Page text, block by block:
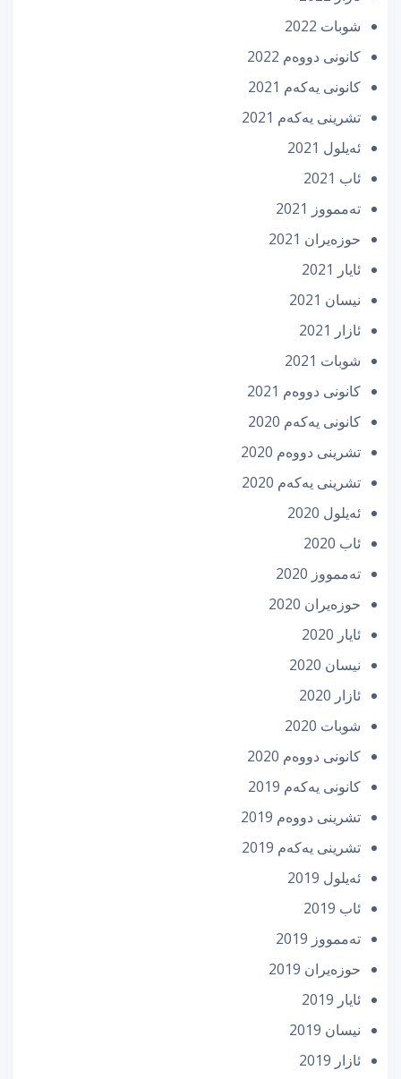
شوبات 2022
كانونی دووه‌م 2022
كانونی یه‌كه‌م 2021
تشرینی یه‌كه‌م 2021
ئه‌یلول 2021
ئاب 2021
تەممووز 2021
حوزه‌یران 2021
ئایار 2021
نیسان 2021
ئازار 2021
شوبات 2021
كانونی دووه‌م 2021
كانونی یه‌كه‌م 2020
تشرینی دووه‌م 2020
تشرینی یه‌كه‌م 2020
ئه‌یلول 2020
ئاب 2020
تەممووز 2020
حوزه‌یران 2020
ئایار 2020
نیسان 2020
ئازار 2020
شوبات 2020
كانونی دووه‌م 2020
كانونی یه‌كه‌م 2019
تشرینی دووه‌م 2019
تشرینی یه‌كه‌م 2019
ئه‌یلول 2019
ئاب 2019
تەممووز 2019
حوزه‌یران 2019
ئایار 2019
نیسان 2019
ئازار 2019